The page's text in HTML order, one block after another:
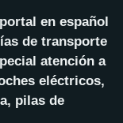
en español
de transporte
atención a
eléctricos,
pilas de